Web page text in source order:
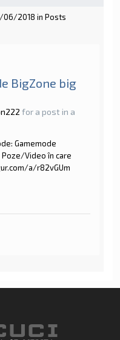
06/2018 in Posts
BigZone big
for a post in a
: Gamemode
Poze/Video în care
a/r82vGUm